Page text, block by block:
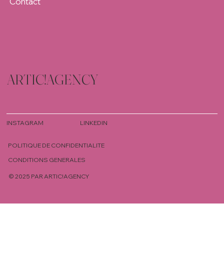
ARTIC!AGENCY
INSTAGRAM LINKEDIN
POLITIQUE DE CONFIDENTIALITE
CONDITIONS GENERALES
© 2025 PAR ARTIC!AGENCY